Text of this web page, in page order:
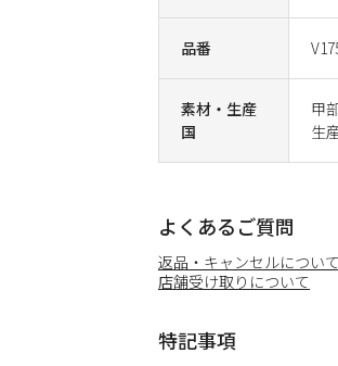
品番
素材・生産
国
甲
生
よくあるご質問
返品・キャンセルについて
店舗受け取りについて
特記事項